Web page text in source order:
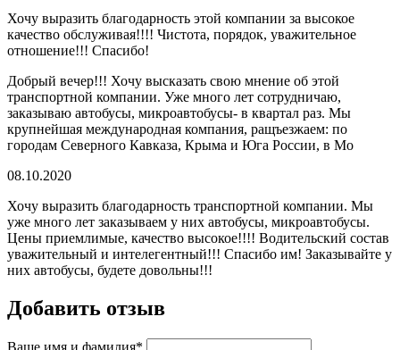
Хочу выразить благодарность этой компании за высокое
качество обслуживая!!!! Чистота, порядок, уважительное
отношение!!! Спасибо!
Добрый вечер!!! Хочу высказать свою мнение об этой
транспортной компании. Уже много лет сотрудничаю,
заказываю автобусы, микроавтобусы- в квартал раз. Мы
крупнейшая международная компания, ращъезжаем: по
городам Северного Кавказа, Крыма и Юга России, в Мо
08.10.2020
Хочу выразить благодарность транспортной компании. Мы
уже много лет заказываем у них автобусы, микроавтобусы.
Цены приемлимые, качество высокое!!!! Водительский состав
уважительный и интелегентный!!! Спасибо им! Заказывайте у
них автобусы, будете довольны!!!
Добавить отзыв
Ваше имя и фамилия*